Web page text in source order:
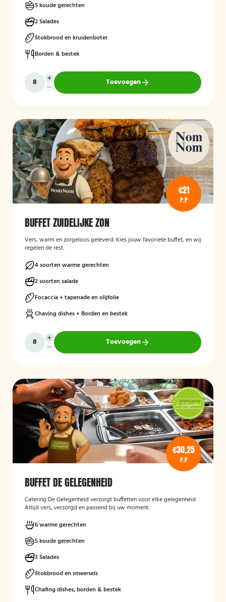
5 koude gerechten
2 Salades
Stokbrood en kruidenboter
Borden & bestek
Toevoegen
€21
P.P
BUFFET ZUIDELIJKE ZON
Vers, warm en zorgeloos geleverd. Kies jouw favoriete buffet, en wij
regelen de rest.
4 soorten warme gerechten
2 soorten salade
Focaccia + tapenade en olijfolie
Chaving dishes + Borden en bestek
Toevoegen
€30,25
P.P
BUFFET DE GELEGENHEID
Catering De Gelegenheid verzorgt buffetten voor elke gelegenheid.
Altijd vers, verzorgd en passend bij uw moment.
6 warme gerechten
5 koude gerechten
3 Salades
Stokbrood en smeersels
Chafing dishes, borden & bestek